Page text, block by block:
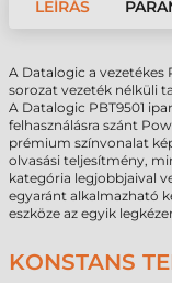
LEÍRÁS
A Datalogic a vezetékes
sorozat vezeték nélküli
A Datalogic PBT9501
felhasználásra szánt
prémium színvonalat
olvasási teljesítmény,
kategória legjobbjaival
egyaránt alkalmazható
eszköze az egyik
KONSTANS